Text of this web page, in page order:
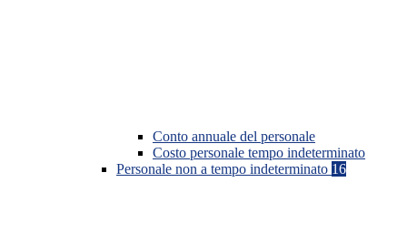
Conto annuale del personale
Costo personale tempo indeterminato
Personale non a tempo indeterminato 16